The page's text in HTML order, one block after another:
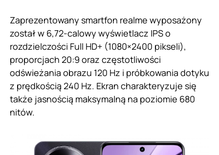
Zaprezentowany smartfon realme wyposażony
został w 6,72-calowy wyświetlacz IPS o
rozdzielczości Full HD+ (1080×2400 pikseli),
proporcjach 20:9 oraz częstotliwości
odświeżania obrazu 120 Hz i próbkowania dotyku
z prędkością 240 Hz. Ekran charakteryzuje się
także jasnością maksymalną na poziomie 680
nitów.